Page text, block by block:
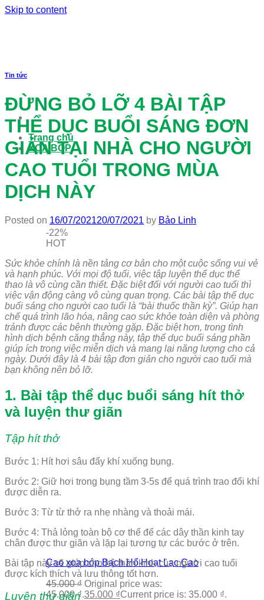
Skip to content
Trang chủ
XOA BÓP
-22%
HOT
Cao xoa bóp Bạch Hổ Hoạt Lạc Cao
45.000₫ Original price was:
45.000 ₫.35.000 ₫Current price is: 35.000 ₫.
Tin tức
ĐỪNG BỎ LỠ 4 BÀI TẬP
THỂ DỤC BUỔI SÁNG ĐƠN
GIẢN TẠI NHÀ CHO NGƯỜI
CAO TUỔI TRONG MÙA
DỊCH NÀY
Posted on 16/07/202120/07/2021 by Bảo Linh
Sức khỏe chính là nền tảng cơ bản cho một cuộc sống vui vẻ
và hạnh phúc. Với mọi độ tuổi, việc tập luyện thể dục thể
thao là vô cùng cần thiết. Đặc biệt đối với người cao tuổi thì
việc vận động càng vô cùng quan trọng. Các bài tập thể dục
buổi sáng cho người cao tuổi là “bài thuốc thần kỳ”. Giúp hạn
chế quá trình lão hóa, nâng cao sức khỏe toàn diện và phòng
tránh được các bệnh thường gặp. Đặc biệt hơn, trong tình
hình dịch bệnh căng thẳng này, tập thể dục buổi sáng phần
giúp ích trong việc miễn dịch và mang lại năng lượng cho cả
ngày. Dưới đây là 4 bài tập đơn giản cho người cao tuổi mà
bạn không nên bỏ lỡ.
1. Bài tập thể dục buổi sáng hít thở
và luyện thư giãn
Tập hít thở
Bước 1: Hít hơi sâu đẩy khí xuống bụng.
Bước 2: Giữ hơi trong bụng tầm 3-5s để quá trình trao đổi khí
được diễn ra.
Bước 3: Từ từ thở ra nhẹ nhàng và thoải mái.
Bước 4: Thả lỏng toàn bộ cơ thể để các dây thần kinh tay
chân được thư giãn và lặp lại tương tự các bước ở trên.
Bài tập này sẽ giúp cho hệ thần kinh của người cao tuổi
được kích thích và lưu thông tốt hơn.
Luyện thư giãn